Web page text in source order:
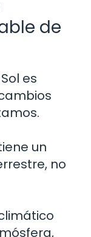
de
es
un
no